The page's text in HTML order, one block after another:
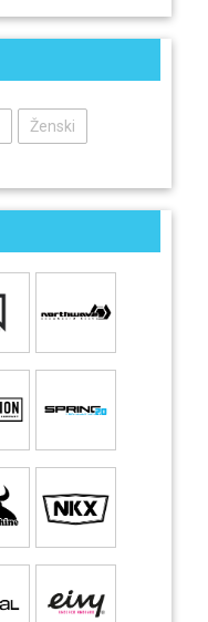
Ženski